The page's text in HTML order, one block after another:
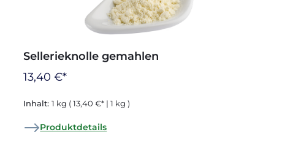
Sellerieknolle gemahlen
13,40 €*
Inhalt:1 kg ( 13,40 €* | 1 kg )
Produktdetails